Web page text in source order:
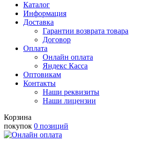
Каталог
Информация
Доставка
Гарантии возврата товара
Договор
Оплата
Онлайн оплата
Яндекс Касса
Оптовикам
Контакты
Наши реквизиты
Наши лицензии
Корзина
покупок 0 позиций